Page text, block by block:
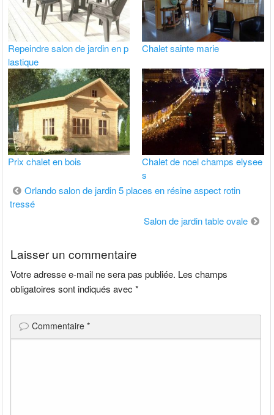
Repeindre salon de jardin en p
lastique
Chalet sainte marie
Prix chalet en bois
Chalet de noel champs elysee
s
Navigation
de
Orlando salon de jardin 5 places en résine aspect rotin
tressé
Salon de jardin table ovale
Laisser un commentaire
Votre adresse e-mail ne sera pas publiée. Les champs
obligatoires sont indiqués avec*
Commentaire*